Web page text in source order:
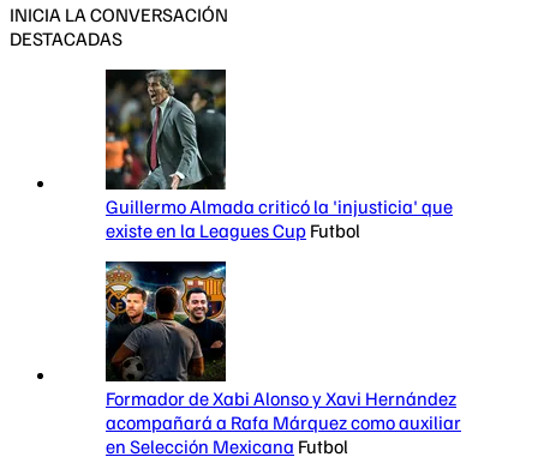
INICIA LA CONVERSACIÓN
DESTACADAS
Guillermo Almada criticó la 'injusticia' que
existe en la Leagues Cup Futbol
Formador de Xabi Alonso y Xavi Hernández
acompañará a Rafa Márquez como auxiliar
en Selección Mexicana Futbol